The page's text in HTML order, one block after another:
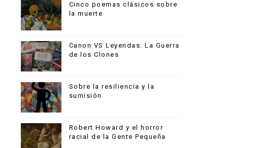
Cinco poemas clásicos sobre
la muerte
Canon VS Leyendas: La Guerra
de los Clones
Sobre la resiliencia y la
sumisión
Robert Howard y el horror
racial de la Gente Pequeña